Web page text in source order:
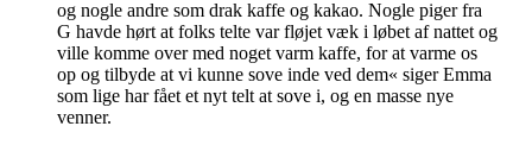
og nogle andre som drak kaffe og kakao. Nogle piger fra
G havde hørt at folks telte var fløjet væk i løbet af nattet og
ville komme over med noget varm kaffe, for at varme os
op og tilbyde at vi kunne sove inde ved dem« siger Emma
som lige har fået et nyt telt at sove i, og en masse nye
venner.